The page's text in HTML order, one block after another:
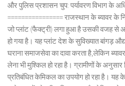
और पुलिस प्रशासन चुप: पर्यावरण विभाग के
================ राजस्थान के ब्यावर के
जो प्लांट (फैक्ट्री) लगा हुआ है उसकी वजह से
हो गया है। यह प्लांट देश के सुविख्यात बांगड़
घराना समाजसेवा का दावा करता है,लेकिन
लेना भी मुश्किल हो रहा है। ग्रामीणों के
प्रतिबंधित केमिकल का उपयोग हो रहा है।